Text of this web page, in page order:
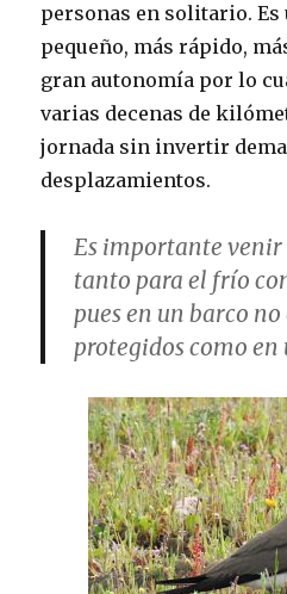
personas en solitario. Es
pequeño, más rápido,
gran autonomía por lo
varias decenas de
jornada sin invertir
desplazamientos.
Es importante venir
tanto para el frío
pues en un barco
protegidos como en